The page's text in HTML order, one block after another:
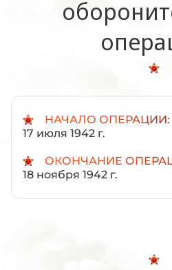
НАЧАЛО ОПЕРАЦИИ:
17 июля 1942 г.
ОКОНЧАНИЕ
18 ноября 1942 г.